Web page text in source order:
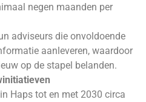
negen maanden per
adviseurs die onvoldoende
aanleveren, waardoor
op de stapel belanden.
Haps tot en met 2030 circa